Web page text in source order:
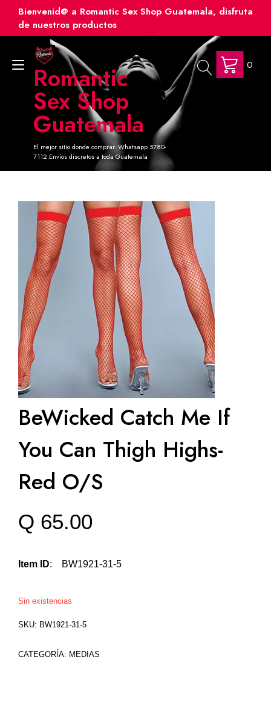
contenido
Bienvenid@ a Romantic Sex Shop Guatemala, disfruta
de nuestros productos
Romantic
Sex Shop
Guatemala
El mejor sitio donde comprar. Whatsapp 5780-
7112.Envíos discretos a toda Guatemala
Alternar
navegación
0
BeWicked Catch Me If
You Can Thigh Highs-
Red O/S
Q 65.00
Item ID: BW1921-31-5
Sin existencias
SKU: BW1921-31-5
CATEGORÍA: MEDIAS